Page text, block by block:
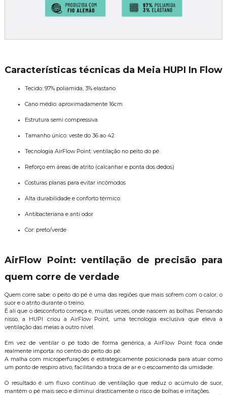
Características técnicas da Meia HUPI In Flow
Tecido: 97% poliamida, 3% elastano
Cano médio: aproximadamente 16cm
Estrutura semi compressiva
Tamanho único: veste do 36 ao 42
Tecnologia AirFlow Point: ventilação no peito do pé
Reforço em áreas de atrito (calcanhar e ponta dos dedos)
Costuras planas para evitar incômodos
Alta durabilidade e conforto térmico
Antibacteriana e anti odor
Cor: preto/verde
AirFlow Point: ventilação de precisão para
quem corre de verdade
Quem corre sabe: o peito do pé é uma das regiões que mais sofrem com o calor, o
suor e o atrito durante o treino.
É ali que o desconforto começa e, muitas vezes, onde nascem as bolhas. Pensando
nisso, a HUPI criou a AirFlow Point, uma tecnologia exclusiva que eleva a
ventilação das meias a outro nível.
Em vez de ventilar o pé todo de forma genérica, a AirFlow Point foca onde
realmente importa: no centro do peito do pé.
A malha com microperfurações é estrategicamente posicionada para atuar como
um ponto de respiro ativo, facilitando a troca de ar e o escoamento da umidade.
O resultado é um fluxo contínuo de ventilação que reduz o acúmulo de suor,
mantém o pé mais seco e diminui drasticamente o risco de bolhas e irritações.